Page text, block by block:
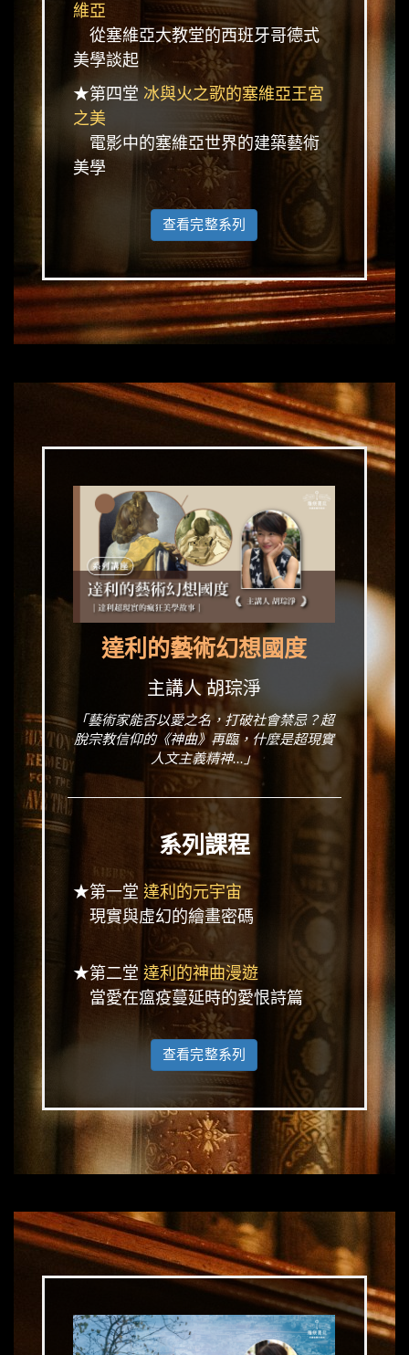
維亞
從塞維亞大教堂的西班牙哥德式
美學談起
★第四堂 冰與火之歌的塞維亞王宮
之美
電影中的塞維亞世界的建築藝術
美學
查看完整系列
達利的藝術幻想國度
主講人 胡琮淨
「藝術家能否以愛之名，打破社會禁忌？超
脫宗教信仰的《神曲》再臨，什麼是超現實
人文主義精神...」
系列課程
★第一堂 達利的元宇宙
現實與虛幻的繪畫密碼
★第二堂 達利的神曲漫遊
當愛在瘟疫蔓延時的愛恨詩篇
查看完整系列